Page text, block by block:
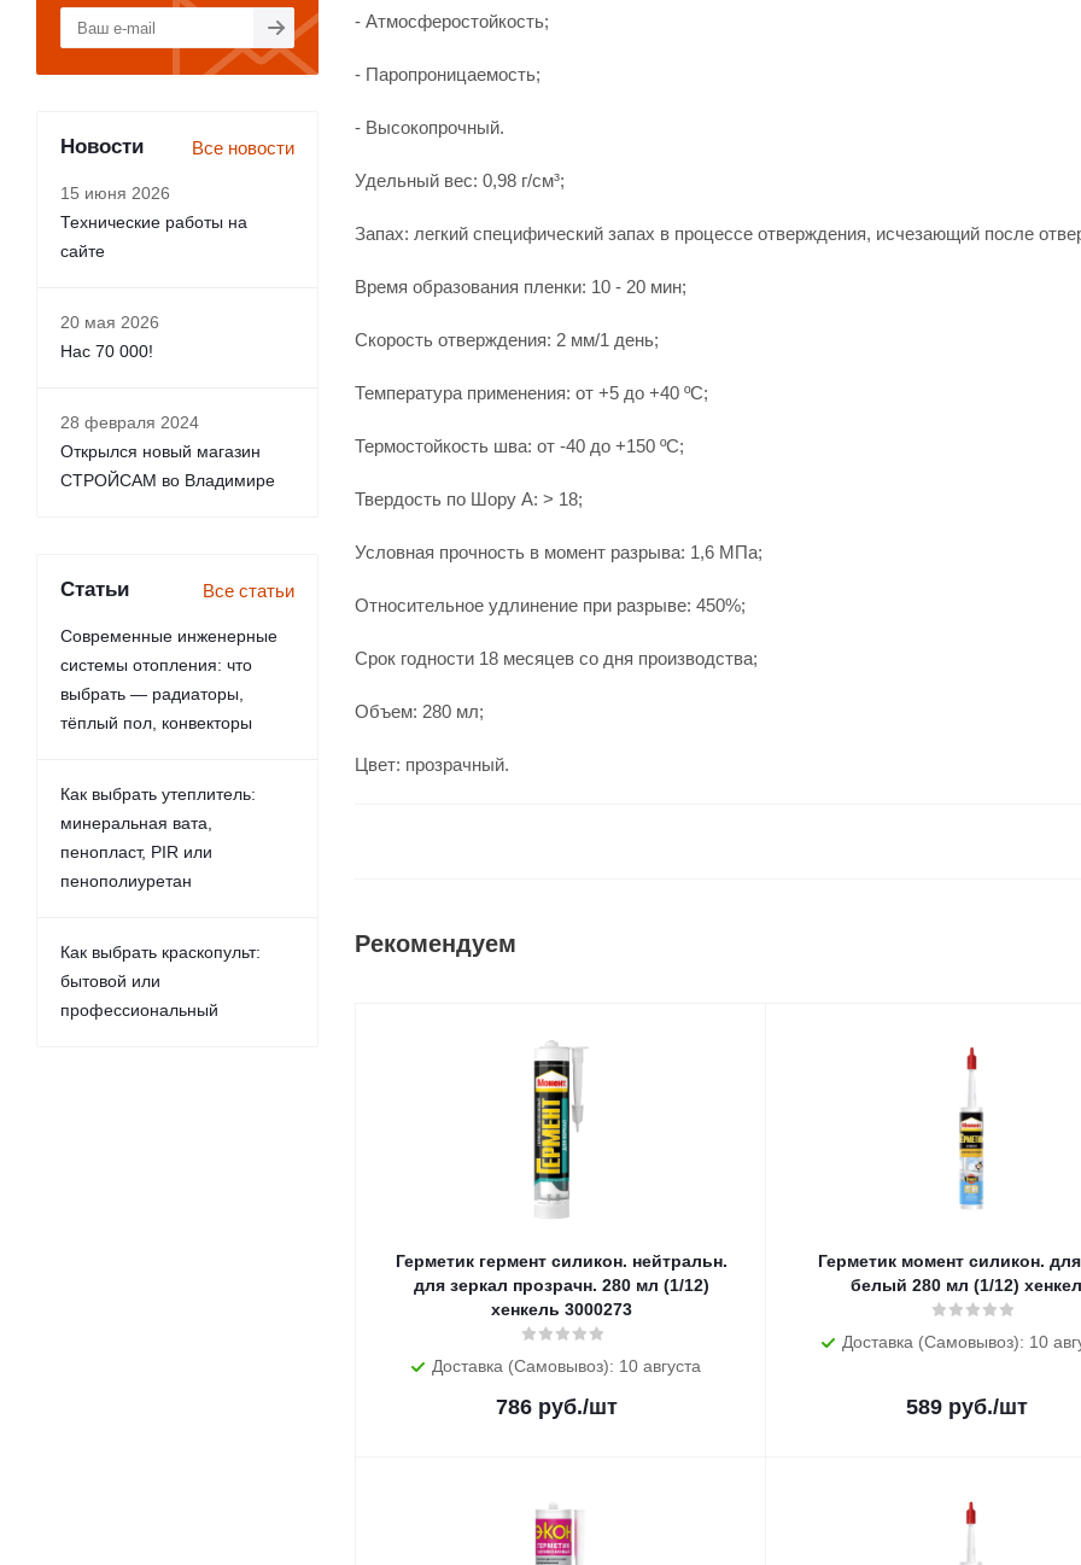
- Атмосферостойкость;
- Паропроницаемость;
- Высокопрочный.
Удельный вес: 0,98 г/см³;
Запах: легкий специфический запах в процессе отверждения, исчезающий после
Время образования пленки: 10 - 20 мин;
Скорость отверждения: 2 мм/1 день;
Температура применения: от +5 до +40 ºС;
Термостойкость шва: от -40 до +150 ºС;
Твердость по Шору А: > 18;
Условная прочность в момент разрыва: 1,6 MПа;
Относительное удлинение при разрыве: 450%;
Срок годности 18 месяцев со дня производства;
Объем: 280 мл;
Цвет: прозрачный.
Рекомендуем
Герметик гермент силикон. нейтральн.
для зеркал прозрачн. 280 мл (1/12)
хенкель 3000273
Доставка (Самовывоз): 10 августа
786 руб./шт
Герметик момент силикон.
белый 280 мл (1/12)
Доставка (Самовывоз): 10
589 руб./шт
Новости Все новости
15 июня 2026
Технические работы на
сайте
20 мая 2026
Нас 70 000!
28 февраля 2024
Открылся новый магазин
СТРОЙСАМ во Владимире
Статьи Все статьи
Современные инженерные
системы отопления: что
выбрать — радиаторы,
тёплый пол, конвекторы
Как выбрать утеплитель:
минеральная вата,
пенопласт, PIR или
пенополиуретан
Как выбрать краскопульт:
бытовой или
профессиональный